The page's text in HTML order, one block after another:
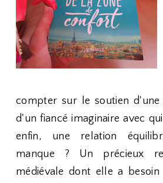
compter sur le soutien d'une
d'un fiancé imaginaire avec
enfin, une relation
manque ? Un précieux
médiévale dont elle a